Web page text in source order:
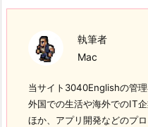
執筆者
Mac
当サイト3040Englishの管理
外国での生活や海外でのIT
ほか、アプリ開発などのプ